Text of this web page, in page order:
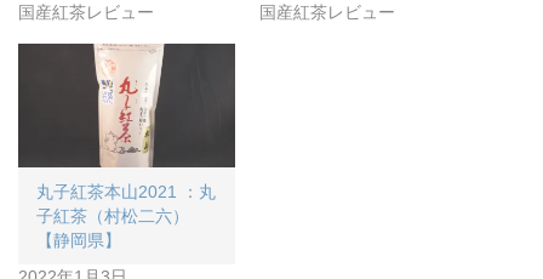
国産紅茶レビュー
国産紅茶レビュー
丸子紅茶本山2021 ：丸
子紅茶（村松二六）
【静岡県】